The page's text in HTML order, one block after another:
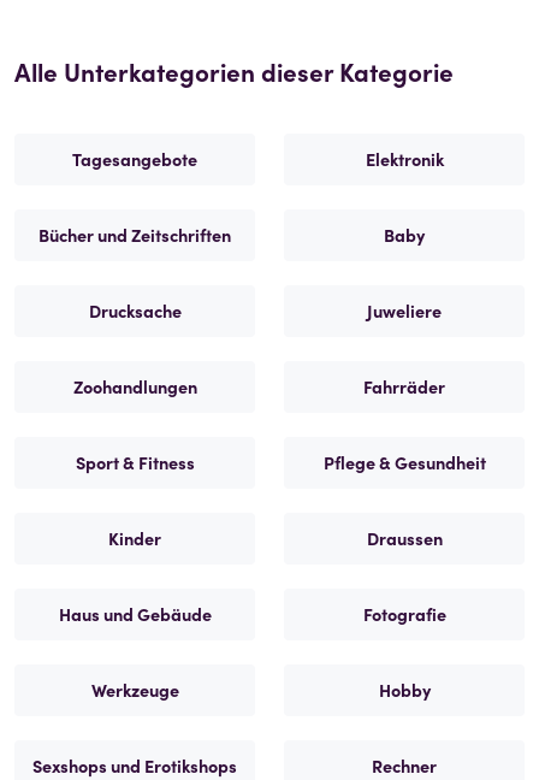
Alle Unterkategorien dieser Kategorie
Tagesangebote Elektronik
Bücher und Zeitschriften Baby
Drucksache Juweliere
Zoohandlungen Fahrräder
Sport & Fitness Pflege & Gesundheit
Kinder Draussen
Haus und Gebäude Fotografie
Werkzeuge Hobby
Sexshops und Erotikshops Rechner